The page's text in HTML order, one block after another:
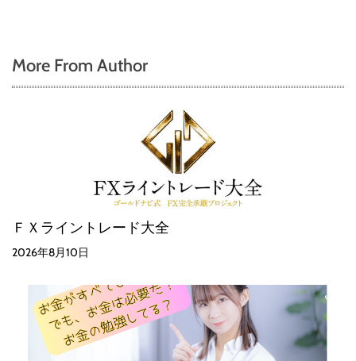
More From Author
ＦＸライントレード大全
2026年8月10日